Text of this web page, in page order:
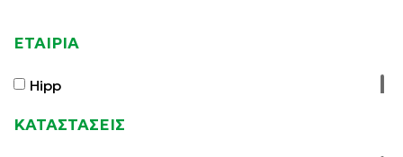
ΕΤΑΙΡΙΑ
Hipp
ΚΑΤΑΣΤΑΣΕΙΣ